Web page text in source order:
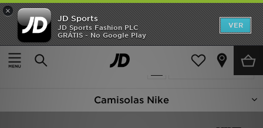
×
JD Sports
JD Sports Fashion PLC
GRÁTIS - No Google Play
VER
Página principal
Nike Camisolas Com Capuz
Actualizar a pesquisa
85 produtos encontrados
Camisolas Nike
INÍCIO
Promoções